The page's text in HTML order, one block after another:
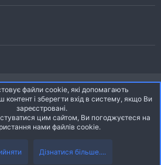
® © 2010-2026 XenForo Ltd.
© 2010-2022 XenForo Ltd. | dev: Pages
файли cookie, які допомагають
контент і зберегти вхід в систему, якщо Ви
зареєстровані.
цим сайтом, Ви погоджуєтеся на
нами файлів cookie.
Дізнатися більше....